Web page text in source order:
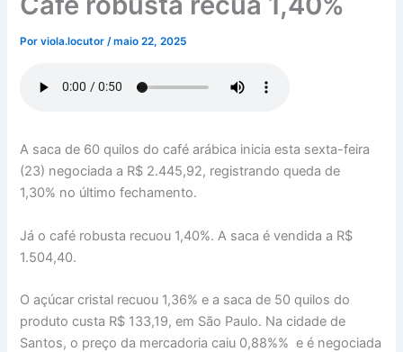
Porviola.locutor/maio 22, 2025
A saca de 60 quilos do café arábica inicia esta sexta-feira
(23) negociada a R$ 2.445,92, registrando queda de
1,30% no último fechamento.
Já o café robusta recuou 1,40%. A saca é vendida a R$
1.504,40.
O açúcar cristal recuou 1,36% e a saca de 50 quilos do
produto custa R$ 133,19, em São Paulo. Na cidade de
Santos, o preço da mercadoria caiu 0,88%% e é negociada